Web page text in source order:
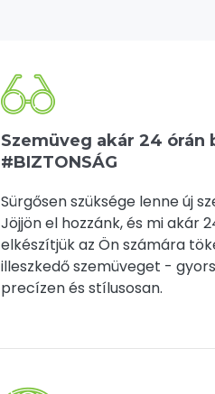
Szemüveg akár 24 órán
#BIZTONSÁG
Sürgősen szüksége lenne új
Jöjjön el hozzánk, és mi akár
elkészítjük az Ön számára
illeszkedő szemüveget -
precízen és stílusosan.